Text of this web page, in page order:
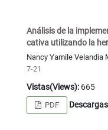
Análisis de la
cativa utilizando la
Nancy Yamile Velandia
7-21
Vistas(Views):665
PDF